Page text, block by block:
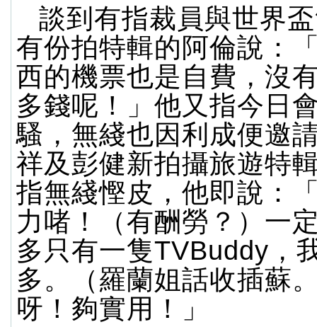
談到有指裁員與世界
有份拍特輯的阿倫說：
西的機票也是自費，沒
多錢呢！」他又指今日
騷，無綫也因利成便邀
祥及彭健新拍攝旅遊特
指無綫慳皮，他即說：
力啫！（有酬勞？）一
多只有一隻TVBuddy，
多。（羅蘭姐話收插蘇
呀！夠實用！」